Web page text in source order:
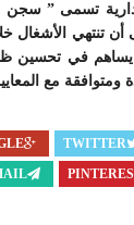
تسمى ”
في تحسين
مع
TWITTER